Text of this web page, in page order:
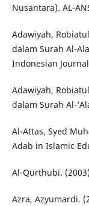
Nusantara). AL-
Adawiyah,
dalam Surah Al-
Indonesian
Adawiyah,
dalam Surah Al-
Al-Attas, Syed
Adab in Islamic
Al-Qurthubi.
Azra, Azyumardi.